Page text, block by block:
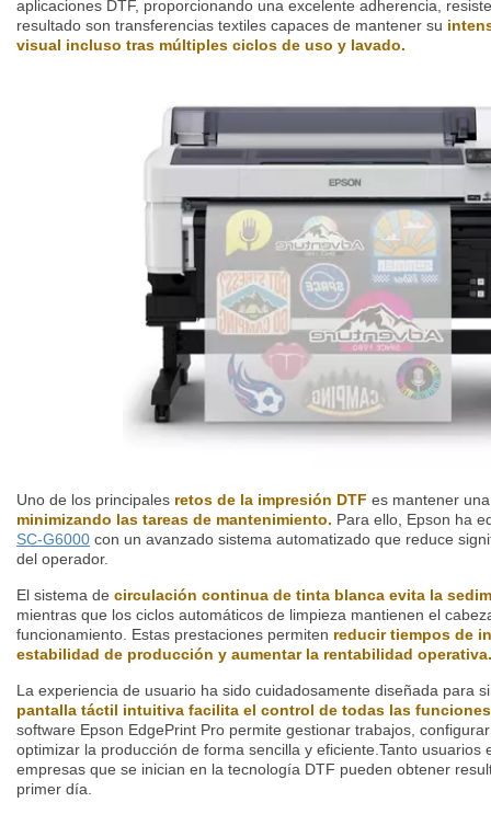
aplicaciones DTF, proporcionando una excelente adherencia,
resultado son transferencias textiles capaces de mantener su
visual incluso tras múltiples ciclos de uso y lavado.
Uno de los principales retos de la impresión DTF es mantener
minimizando las tareas de mantenimiento. Para ello, Epson ha
SC-G6000 con un avanzado sistema automatizado que reduce
del operador.
El sistema de circulación continua de tinta blanca evita la
mientras que los ciclos automáticos de limpieza mantienen el
funcionamiento. Estas prestaciones permiten reducir tiempos de
estabilidad de producción y aumentar la rentabilidad operativa.
La experiencia de usuario ha sido cuidadosamente diseñada para
pantalla táctil intuitiva facilita el control de todas las
software Epson EdgePrint Pro permite gestionar trabajos,
optimizar la producción de forma sencilla y eficiente.Tanto usuarios
empresas que se inician en la tecnología DTF pueden obtener
primer día.